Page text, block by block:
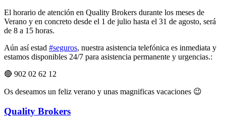
El horario de atención en Quality Brokers durante los meses de
Verano y en concreto desde el 1 de julio hasta el 31 de agosto, será
de 8 a 15 horas.
Aún así estad #seguros, nuestra asistencia telefónica es inmediata y
estamos disponibles 24/7 para asistencia permanente y urgencias.:
🔴 902 02 62 12
Os deseamos un feliz verano y unas magnificas vacaciones 😉
Quality Brokers